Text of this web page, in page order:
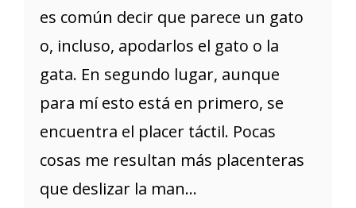
es común decir que parece un gato
o, incluso, apodarlos el gato o la
gata. En segundo lugar, aunque
para mí esto está en primero, se
encuentra el placer táctil. Pocas
cosas me resultan más placenteras
que deslizar la man...